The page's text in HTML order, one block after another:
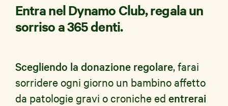
Entra nel Dynamo Club, regala un
sorriso a 365 denti.
Scegliendo la donazione regolare, farai
sorridere ogni giorno un bambino affetto
da patologie gravi o croniche ed entrerai